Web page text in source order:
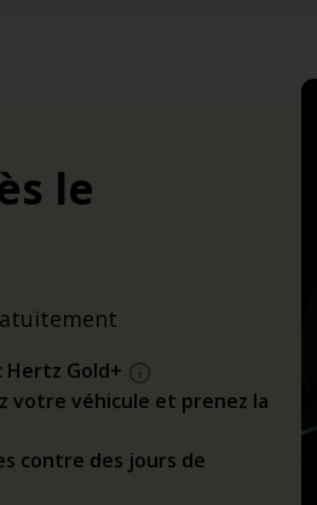
le
Hertz Gold+
votre véhicule et prenez la
contre des jours de